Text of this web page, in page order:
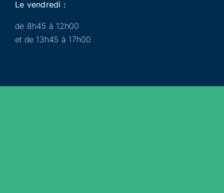
Le vendredi :
de 8h45 à 12h00
et de 13h45 à 17h00